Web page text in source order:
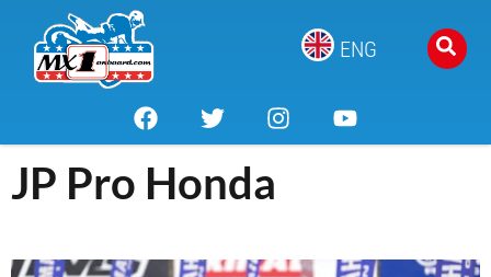
ENG
JP Pro Honda